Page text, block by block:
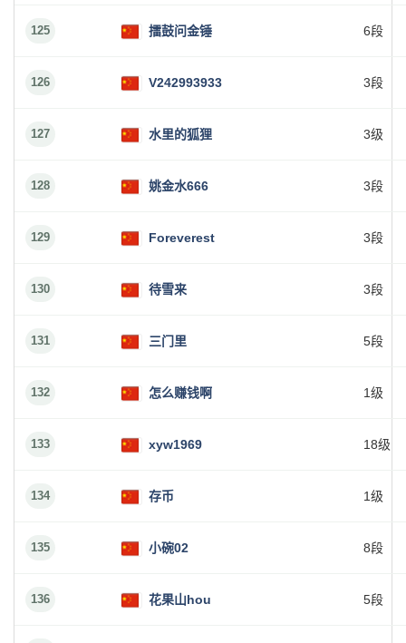
125 擂鼓问金锤 6段
126 V242993933 3段
127 水里的狐狸 3级
128 姚金水666 3段
129 Foreverest 3段
130 待雪来 3段
131 三门里 5段
132 怎么赚钱啊 1级
133 xyw1969 18级
134 存币 1级
135 小碗02 8段
136 花果山hou 5段